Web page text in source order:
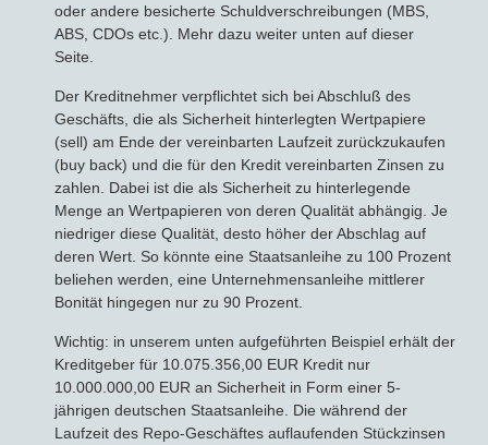
oder andere besicherte Schuldverschreibungen (MBS,
ABS, CDOs etc.). Mehr dazu weiter unten auf dieser
Seite.
Der Kreditnehmer verpflichtet sich bei Abschluß des
Geschäfts, die als Sicherheit hinterlegten Wertpapiere
(sell) am Ende der vereinbarten Laufzeit zurückzukaufen
(buy back) und die für den Kredit vereinbarten Zinsen zu
zahlen. Dabei ist die als Sicherheit zu hinterlegende
Menge an Wertpapieren von deren Qualität abhängig. Je
niedriger diese Qualität, desto höher der Abschlag auf
deren Wert. So könnte eine Staatsanleihe zu 100 Prozent
beliehen werden, eine Unternehmensanleihe mittlerer
Bonität hingegen nur zu 90 Prozent.
Wichtig: in unserem unten aufgeführten Beispiel erhält der
Kreditgeber für 10.075.356,00 EUR Kredit nur
10.000.000,00 EUR an Sicherheit in Form einer 5-
jährigen deutschen Staatsanleihe. Die während der
Laufzeit des Repo-Geschäftes auflaufenden Stückzinsen